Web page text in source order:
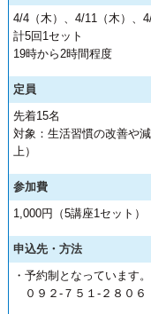
4/4（木）、4/11（木）、
計5回1セット
19時から2時間程度
定員
先着15名
対象：生活習慣の改善や
上）
参加費
1,000円（5講座1セット）
申込先・方法
・予約制となっています
０９２-７５１-２８０６